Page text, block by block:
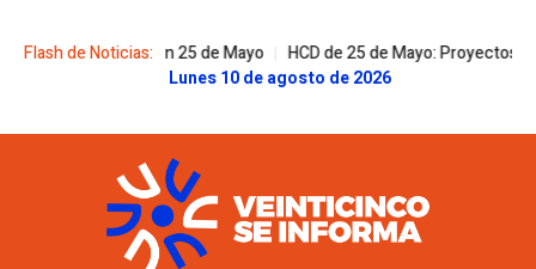
Flash de Noticias:
en 25 de Mayo
HCD de 25 de Mayo: Proyectos,
Lunes 10 de agosto de 2026